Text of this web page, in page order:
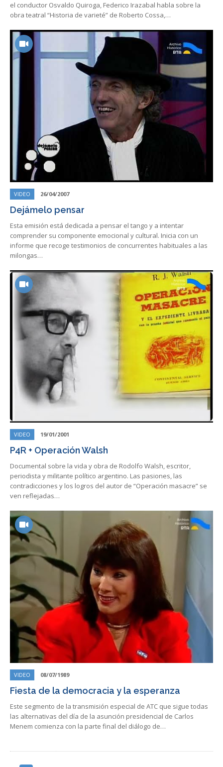
el conductor Osvaldo Quiroga, Federico Irazabal habla sobre la
obra teatral “Historia de varieté” de Roberto Cossa,…
VIDEO 26/04/2007
Dejámelo pensar
Esta emisión está dedicada a pensar el tango y a intentar
comprender su componente emocional y cultural. Inicia con un
informe que recoge testimonios de concurrentes habituales a las
milongas…
VIDEO 19/01/2001
P4R + Operación Walsh
Documental sobre la vida y obra de Rodolfo Walsh, escritor,
periodista y militante político argentino. Las pasiones, las
contradicciones y los logros del autor de “Operación masacre” se
ven reflejadas…
VIDEO 08/07/1989
Fiesta de la democracia y la esperanza
Este segmento de la transmisión especial de ATC que sigue todas
las alternativas del día de la asunción presidencial de Carlos
Menem comienza con la parte final del diálogo de…